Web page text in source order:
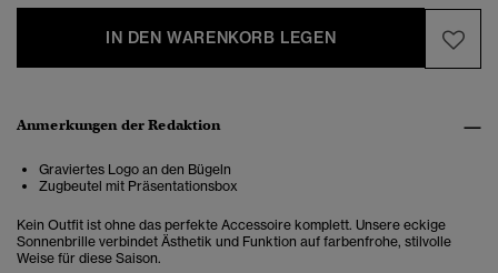
IN DEN WARENKORB LEGEN
Anmerkungen der Redaktion
Graviertes Logo an den Bügeln
Zugbeutel mit Präsentationsbox
Kein Outfit ist ohne das perfekte Accessoire komplett. Unsere eckige
Sonnenbrille verbindet Ästhetik und Funktion auf farbenfrohe, stilvolle
Weise für diese Saison.